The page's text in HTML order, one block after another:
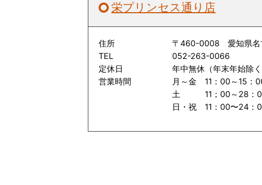
栄プリンセス通り店
住所
〒460-0008 愛知県名
TEL
052-263-0066
定休日
年中無休（年末年始除く
営業時間
月～金 11：00～15：
土 11；00～28：00
日・祝 11：00〜24：